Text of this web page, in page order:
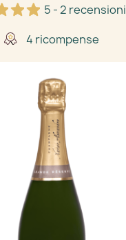
5 - 2 recensioni
4 ricompense